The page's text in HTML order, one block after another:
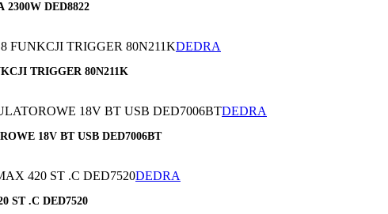
DED8822
DEDRA
TRIGGER 80N211K
DEDRA
18V BT USB DED7006BT
DEDRA
ST .C DED7520